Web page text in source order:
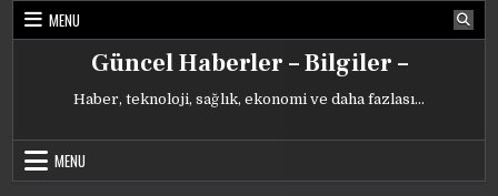
Skip
MENU
Güncel Haberler – Bilgiler –
Haber, teknoloji, sağlık, ekonomi ve daha fazlası…
MENU